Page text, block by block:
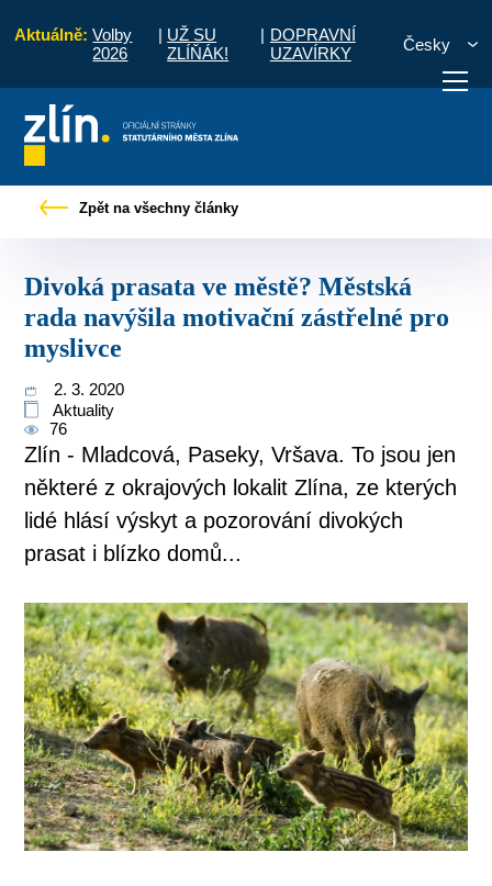
Aktuálně: Volby
2026
| UŽ SU
ZLÍŇÁK!
| DOPRAVNÍ
UZAVÍRKY
Česky
vyřídit Potřebuji zaplatit
Zpět na všechny články
Divoká prasata ve městě? Městská
rada navýšila motivační zástřelné pro
myslivce
2. 3. 2020
Aktuality
76
Zlín - Mladcová, Paseky, Vršava. To jsou jen
některé z okrajových lokalit Zlína, ze kterých
lidé hlásí výskyt a pozorování divokých
prasat i blízko domů...